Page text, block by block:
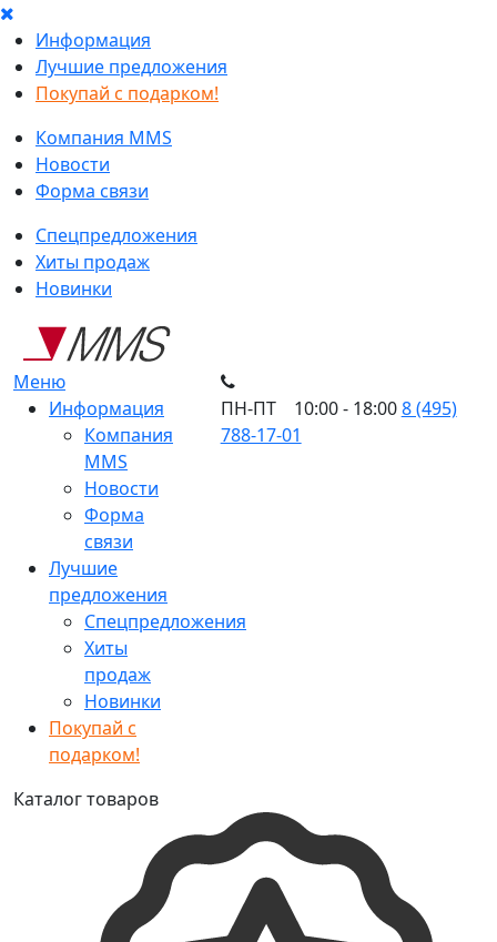
Информация
Лучшие предложения
Покупай с подарком!
Компания MMS
Новости
Форма связи
Спецпредложения
Хиты продаж
Новинки
Меню
Информация
Компания
MMS
Новости
Форма
связи
Лучшие
предложения
Спецпредложения
Хиты
продаж
Новинки
Покупай с
подарком!
ПН-ПТ 10:00 - 18:008 (495)
788-17-01
Каталог товаров